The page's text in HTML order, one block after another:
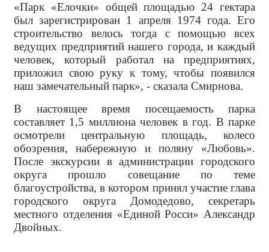
«Парк «Елочки» общей площадью 24 гектара
был зарегистрирован 1 апреля 1974 года. Его
строительство велось тогда с помощью всех
ведущих предприятий нашего города, и каждый
человек, который работал на предприятиях,
приложил свою руку к тому, чтобы появился
наш замечательный парк», - сказала Смирнова.
В настоящее время посещаемость парка
составляет 1,5 миллиона человек в год. В парке
осмотрели центральную площадь, колесо
обозрения, набережную и поляну «Любовь».
После экскурсии в администрации городского
округа прошло совещание по теме
благоустройства, в котором принял участие глава
городского округа Домодедово, секретарь
местного отделения «Единой Росси» Александр
Двойных.